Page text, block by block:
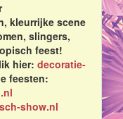
kleurrijke scene
slingers,
feest!
hier: decoratie-
feesten:
show.nl